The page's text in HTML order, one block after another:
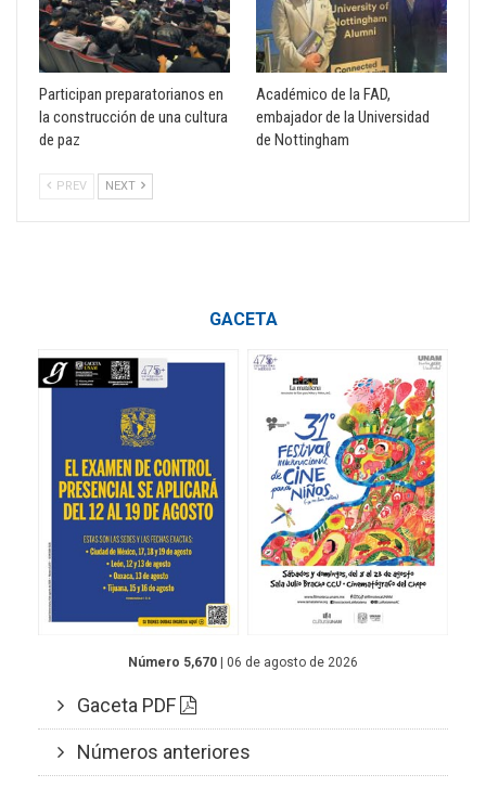
Participan preparatorianos en
la construcción de una cultura
de paz
Académico de la FAD,
embajador de la Universidad
de Nottingham
PREV NEXT
GACETA
Número 5,670 | 06 de agosto de 2026
Gaceta PDF
Números anteriores